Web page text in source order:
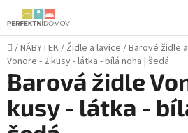
Přejít
na
obsah
Domů
/NÁBYTEK/Židle a lavice/Barové židle
Vonore - 2 kusy - látka - bílá noha | šedá
Barová židle
kusy - látka -